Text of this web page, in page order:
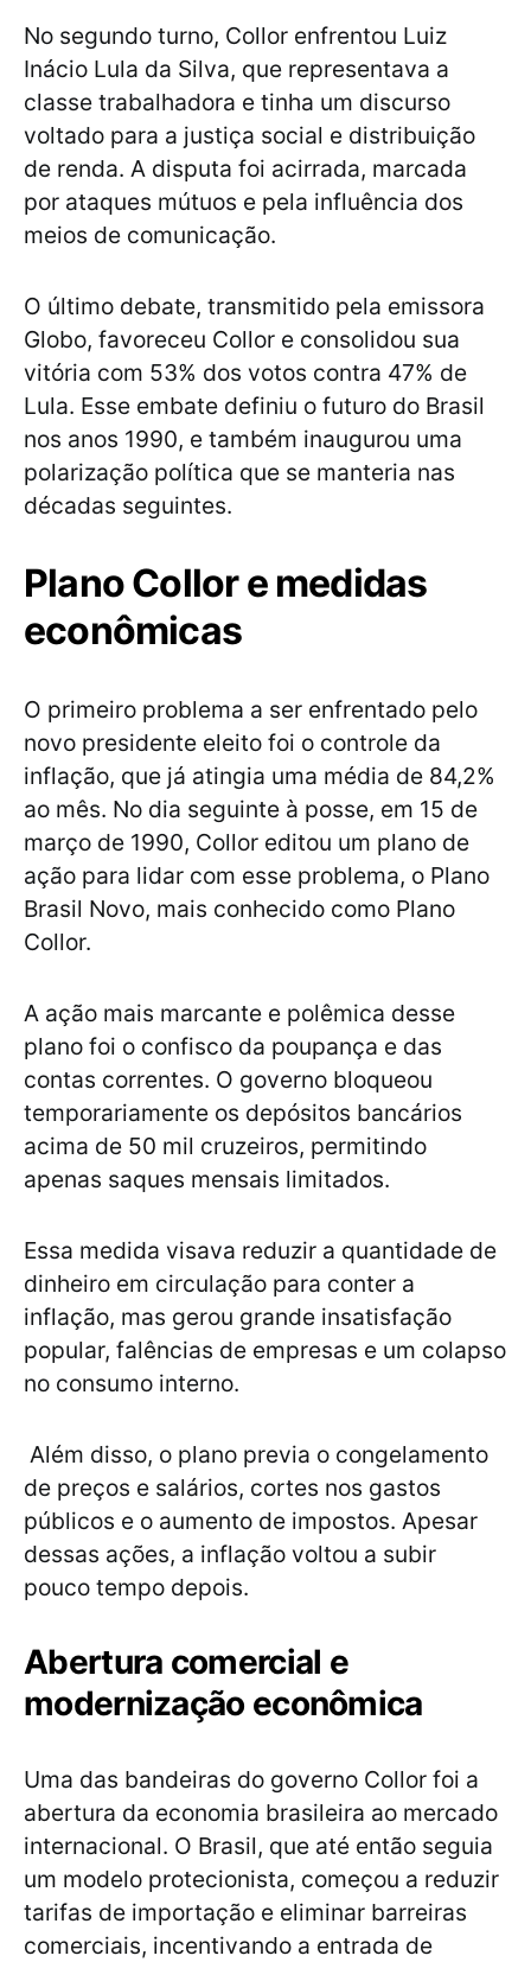
No segundo turno, Collor enfrentou Luiz
Inácio Lula da Silva, que representava a
classe trabalhadora e tinha um discurso
voltado para a justiça social e distribuição
de renda. A disputa foi acirrada, marcada
por ataques mútuos e pela influência dos
meios de comunicação.
O último debate, transmitido pela emissora
Globo, favoreceu Collor e consolidou sua
vitória com 53% dos votos contra 47% de
Lula. Esse embate definiu o futuro do Brasil
nos anos 1990, e também inaugurou uma
polarização política que se manteria nas
décadas seguintes.
Plano Collor e medidas
econômicas
O primeiro problema a ser enfrentado pelo
novo presidente eleito foi o controle da
inflação, que já atingia uma média de 84,2%
ao mês. No dia seguinte à posse, em 15 de
março de 1990, Collor editou um plano de
ação para lidar com esse problema, o Plano
Brasil Novo, mais conhecido como Plano
Collor.
A ação mais marcante e polêmica desse
plano foi o confisco da poupança e das
contas correntes. O governo bloqueou
temporariamente os depósitos bancários
acima de 50 mil cruzeiros, permitindo
apenas saques mensais limitados.
Essa medida visava reduzir a quantidade de
dinheiro em circulação para conter a
inflação, mas gerou grande insatisfação
popular, falências de empresas e um colapso
no consumo interno.
Além disso, o plano previa o congelamento
de preços e salários, cortes nos gastos
públicos e o aumento de impostos. Apesar
dessas ações, a inflação voltou a subir
pouco tempo depois.
Abertura comercial e
modernização econômica
Uma das bandeiras do governo Collor foi a
abertura da economia brasileira ao mercado
internacional. O Brasil, que até então seguia
um modelo protecionista, começou a reduzir
tarifas de importação e eliminar barreiras
comerciais, incentivando a entrada de